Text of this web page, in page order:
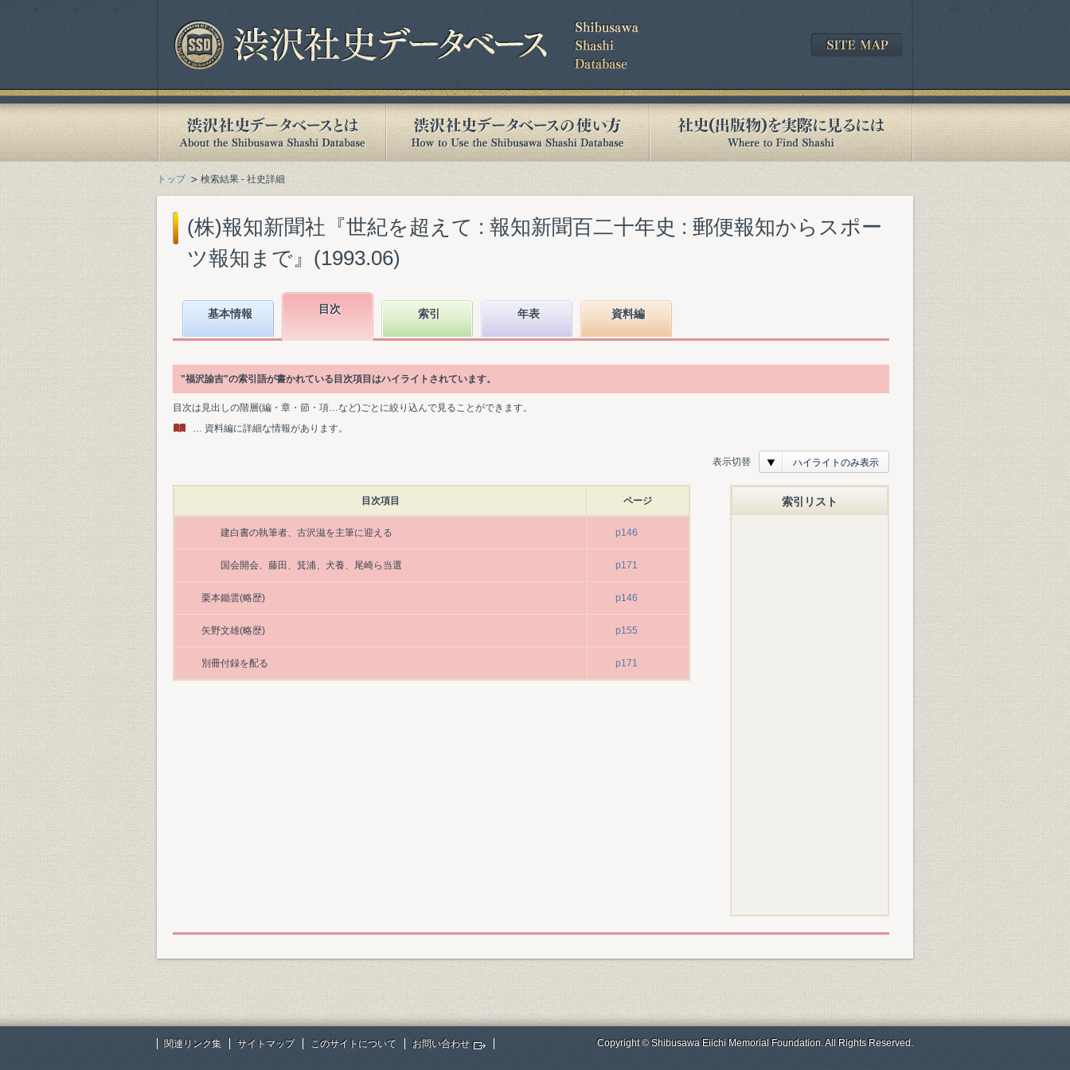
トップ 検索結果 - 社史詳細
(株)報知新聞社『世紀を超えて : 報知新聞百二十年史 : 郵便報知からスポー
ツ報知まで』(1993.06)
基本情報 目次 索引 年表 資料編
"福沢諭吉"の索引語が書かれている目次項目はハイライトされています。
目次は見出しの階層(編・章・節・項…など)ごとに絞り込んで見ることができます。
… 資料編に詳細な情報があります。
表示切替 ハイライトのみ表示
目次項目 ページ
建白書の執筆者、古沢滋を主筆に迎える p146
国会開会、藤田、箕浦、犬養、尾崎ら当選 p171
栗本鋤雲(略歴) p146
矢野文雄(略歴) p155
別冊付録を配る p171
索引リスト
関連リンク集 サイトマップ このサイトについて お問い合わせ Copyright © Shibusawa Eiichi Memorial Foundation. All Rights Reserved.